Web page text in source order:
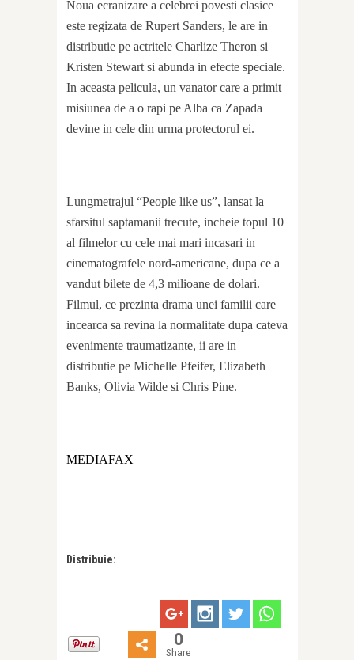
Noua ecranizare a celebrei povesti clasice
este regizata de Rupert Sanders, le are in
distributie pe actritele Charlize Theron si
Kristen Stewart si abunda in efecte speciale.
In aceasta pelicula, un vanator care a primit
misiunea de a o rapi pe Alba ca Zapada
devine in cele din urma protectorul ei.
Lungmetrajul “People like us”, lansat la
sfarsitul saptamanii trecute, incheie topul 10
al filmelor cu cele mai mari incasari in
cinematografele nord-americane, dupa ce a
vandut bilete de 4,3 milioane de dolari.
Filmul, ce prezinta drama unei familii care
incearca sa revina la normalitate dupa cateva
evenimente traumatizante, ii are in
distributie pe Michelle Pfeifer, Elizabeth
Banks, Olivia Wilde si Chris Pine.
MEDIAFAX
Distribuie:
0
Share